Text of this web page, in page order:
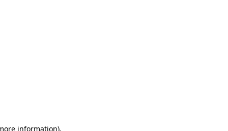
information).